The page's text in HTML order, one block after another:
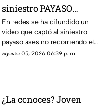
siniestro PAYASO
ASESINO en el
MALECÓN de Veracruz
(+VIDEO)
En redes se ha difundido un
video que captó al siniestro
payaso asesino recorriendo el
malecón de la ciudad de
agosto 05, 2026 06:39 p. m.
¿La conoces? Joven